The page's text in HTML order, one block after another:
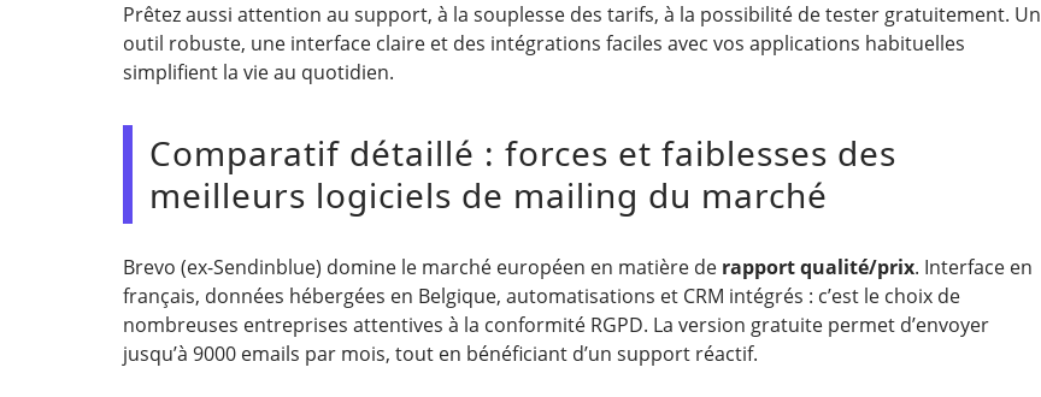
Prêtez aussi attention au support, à la souplesse des tarifs, à la possibilité de tester gratuitement. Un
outil robuste, une interface claire et des intégrations faciles avec vos applications habituelles
simplifient la vie au quotidien.
Comparatif détaillé : forces et faiblesses des
meilleurs logiciels de mailing du marché
Brevo (ex-Sendinblue) domine le marché européen en matière de rapport qualité/prix. Interface en
français, données hébergées en Belgique, automatisations et CRM intégrés : c’est le choix de
nombreuses entreprises attentives à la conformité RGPD. La version gratuite permet d’envoyer
jusqu’à 9000 emails par mois, tout en bénéficiant d’un support réactif.